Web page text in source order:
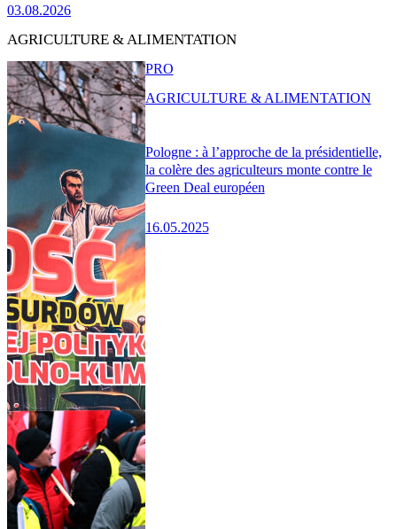
03.08.2026
AGRICULTURE & ALIMENTATION
Pologne : à l’approche de la présidentielle,
la colère des agriculteurs monte contre le
Green Deal européen
16.05.2025
PRO
AGRICULTURE & ALIMENTATION